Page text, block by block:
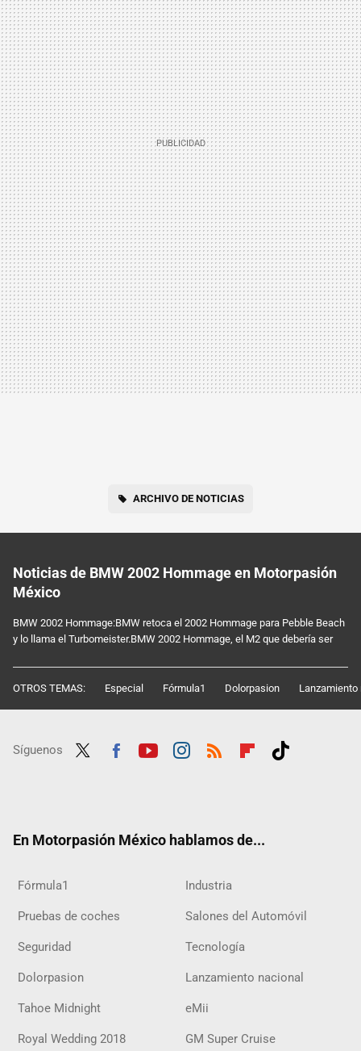
ARCHIVO DE NOTICIAS
Noticias de BMW 2002 Hommage en Motorpasión
México
BMW 2002 Hommage:BMW retoca el 2002 Hommage para Pebble Beach
y lo llama el Turbomeister.BMW 2002 Hommage, el M2 que debería ser
OTROS TEMAS: Especial Fórmula1 Dolorpasion Lanzamiento
Síguenos
En Motorpasión México hablamos de...
Fórmula1 Industria
Pruebas de coches Salones del Automóvil
Seguridad Tecnología
Dolorpasion Lanzamiento nacional
Tahoe Midnight eMii
Royal Wedding 2018 GM Super Cruise